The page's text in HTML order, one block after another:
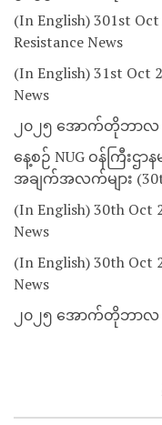
(In English) 301st
Resistance News
(In English) 31st Oct
News
၂၀၂၅ အောက်တိုဘာလ
နေ့စဉ် NUG ဝန်ကြီးဌ
အချက်အလက်များ
(In English) 30th Oct
News
(In English) 30th Oct
News
၂၀၂၅ အောက်တိုဘာလ